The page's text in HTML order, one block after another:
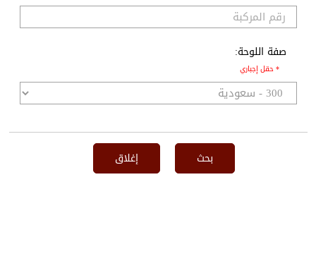
صفة اللوحة:
* حقل إجباري
بحث إغلاق